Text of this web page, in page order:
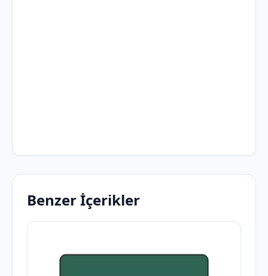
Benzer İçerikler